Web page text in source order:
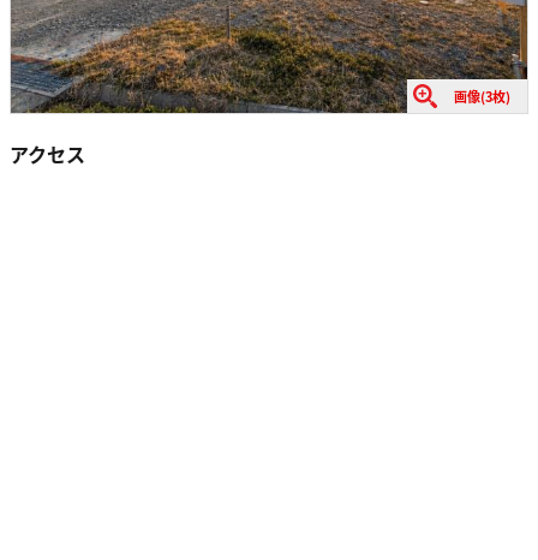
画像(3枚)
アクセス